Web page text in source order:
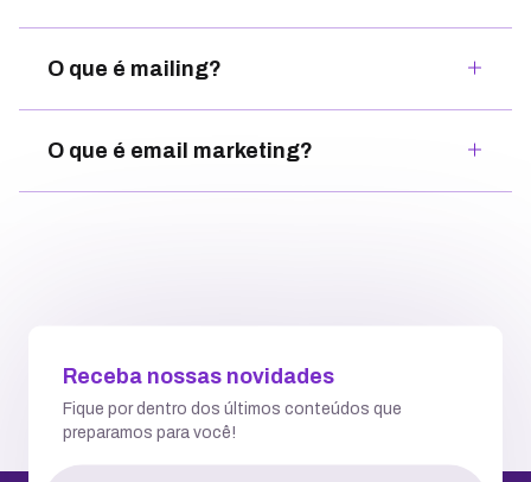
O que é mailing?
O que é email marketing?
Receba nossas novidades
Fique por dentro dos últimos conteúdos que
preparamos para você!